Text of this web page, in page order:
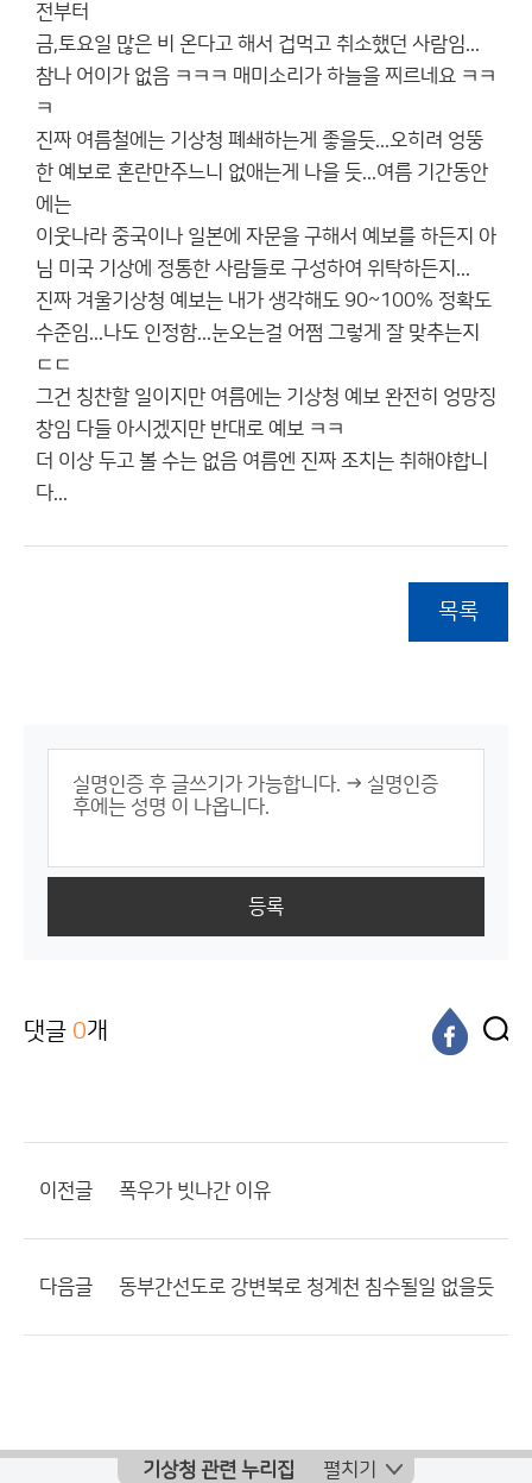
전부터
금,토요일 많은 비 온다고 해서 겁먹고 취소했던 사람임...
참나 어이가 없음 ㅋㅋㅋ 매미소리가 하늘을 찌르네요 ㅋㅋ
ㅋ
진짜 여름철에는 기상청 폐쇄하는게 좋을듯...오히려 엉뚱
한 예보로 혼란만주느니 없애는게 나을 듯...여름 기간동안
에는
이웃나라 중국이나 일본에 자문을 구해서 예보를 하든지 아
님 미국 기상에 정통한 사람들로 구성하여 위탁하든지...
진짜 겨울기상청 예보는 내가 생각해도 90~100% 정확도
수준임...나도 인정함...눈오는걸 어쩜 그렇게 잘 맞추는지
ㄷㄷ
그건 칭찬할 일이지만 여름에는 기상청 예보 완전히 엉망징
창임 다들 아시겠지만 반대로 예보 ㅋㅋ
더 이상 두고 볼 수는 없음 여름엔 진짜 조치는 취해야합니
다...
목록
등록
댓글 0개
이전글 폭우가 빗나간 이유
다음글 동부간선도로 강변북로 청계천 침수될일 없을듯
기상청 관련 누리집 펼치기